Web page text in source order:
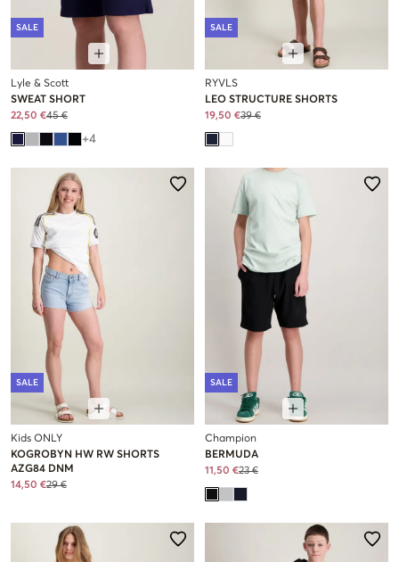
SALE
Lyle & Scott
SWEAT SHORT
22,50 €45 €
+4
SALE
RYVLS
LEO STRUCTURE SHORTS
19,50 €39 €
SALE
Kids ONLY
KOGROBYN HW RW SHORTS
AZG84 DNM
14,50 €29 €
SALE
Champion
BERMUDA
11,50 €23 €